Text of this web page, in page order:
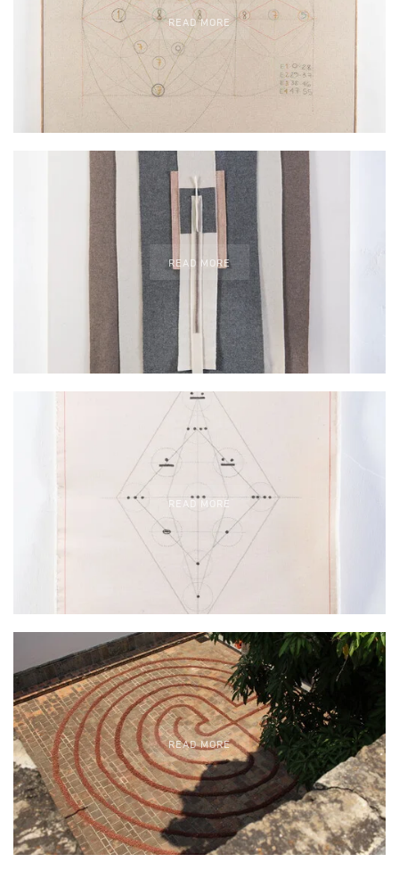
READ MORE
READ MORE
READ MORE
READ MORE